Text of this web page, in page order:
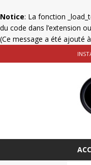
Notice: La fonction
du code dans l’extension
(Ce message a été ajouté